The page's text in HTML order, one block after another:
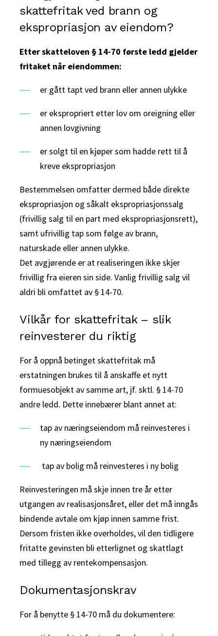
skattefritak ved brann og
ekspropriasjon av eiendom?
Etter skatteloven § 14-70 første ledd gjelder
fritaket når eiendommen:
er gått tapt ved brann eller annen ulykke
er ekspropriert etter lov om oreigning eller
annen lovgivning
er solgt til en kjøper som hadde rett til å
kreve ekspropriasjon
Bestemmelsen omfatter dermed både direkte
ekspropriasjon og såkalt ekspropriasjonssalg
(frivillig salg til en part med ekspropriasjonsrett),
samt ufrivillig tap som følge av brann,
naturskade eller annen ulykke.
Det avgjørende er at realiseringen ikke skjer
frivillig fra eieren sin side. Vanlig frivillig salg vil
aldri bli omfattet av § 14-70.
Vilkår for skattefritak – slik
reinvesterer du riktig
For å oppnå betinget skattefritak må
erstatningen brukes til å anskaffe et nytt
formuesobjekt av samme art, jf. sktl. § 14-70
andre ledd. Dette innebærer blant annet at:
tap av næringseiendom må reinvesteres i
ny næringseiendom
tap av bolig må reinvesteres i ny bolig
Reinvesteringen må skje innen tre år etter
utgangen av realisasjonsåret, eller det må inngås
bindende avtale om kjøp innen samme frist.
Dersom fristen ikke overholdes, vil den tidligere
fritatte gevinsten bli etterlignet og skattlagt
med tillegg av rentekompensasjon.
Dokumentasjonskrav
For å benytte § 14-70 må du dokumentere: